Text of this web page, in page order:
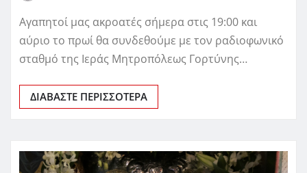
Αγαπητοί μας ακροατές σήμερα στις 19:00 και
αύριο το πρωί θα συνδεθούμε με τον ραδιοφωνικό
σταθμό της Ιεράς Μητροπόλεως Γορτύνης…
ΔΙΑΒΆΣΤΕ ΠΕΡΙΣΣΌΤΕΡΑ